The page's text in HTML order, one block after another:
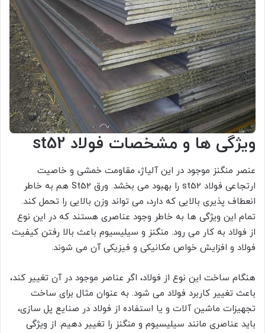
ویژگی ها و مشخصات فولاد st52
عنصر منگنز موجود در این آلیاژ، مقاومت خمشی و خاصیت
ارتجاعی فولاد st52 را بهبود می بخشد. ورق St52 هم به خاطر
انعطاف پذیری بالایی که دارد، می تواند وزن بالایی را تحمل کند.
تمام این ویژگی ها به خاطر وجود عناصری هستند که در این نوع
از فولاد به کار می رود. منگنز و سیلیسیوم باعث بالا رفتن کیفیت
فولاد و افزایش خواص مکانیکی و فیزیکی آن می شوند.
هنگام ساخت این نوع از فولاد، اگر عناصر موجود در آن تغییر کند،
باعث تغییر کاربرد فولاد می شود. به عنوان مثال برای ساخت
تجهیزات ماشین آلات و یا استفاده از فولاد در صنایع پل سازی،
باید عناصری مانند سیلیسیوم و منگنز را تغییر دهیم. از ویژگی